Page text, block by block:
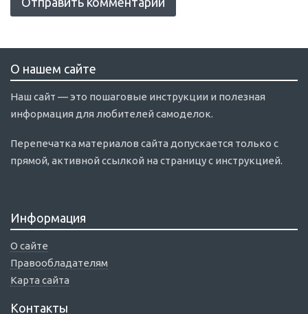
О нашем сайте
Наш сайт — это пошаговые инструкции и полезная
информация для любителей самоделок.
Перепечатка материалов сайта допускается только с
прямой, активной ссылкой на страницу с инструкцией.
Информация
О сайте
Правообладателям
Карта сайта
Контакты